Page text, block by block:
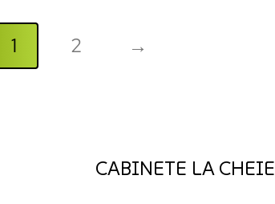
1 2 →
CABINETE LA CHEIE